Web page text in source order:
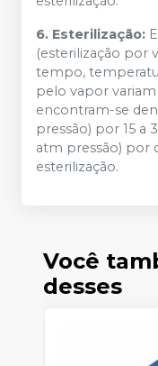
6. Esterilização:
(esterilização por
tempo,
pelo vapor
encontram-se
pressão) por 15 a
atm pressão) por
esterilização.
Você
desses